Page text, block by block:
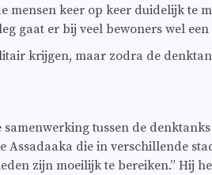
mensen keer op keer duidelijk te
gaat er bij veel bewoners wel
krijgen, maar zodra de
tussen de
die in verschillende
zijn moeilijk te bereiken.” Hij